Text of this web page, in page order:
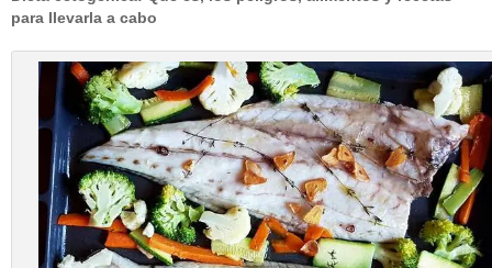
para llevarla a cabo